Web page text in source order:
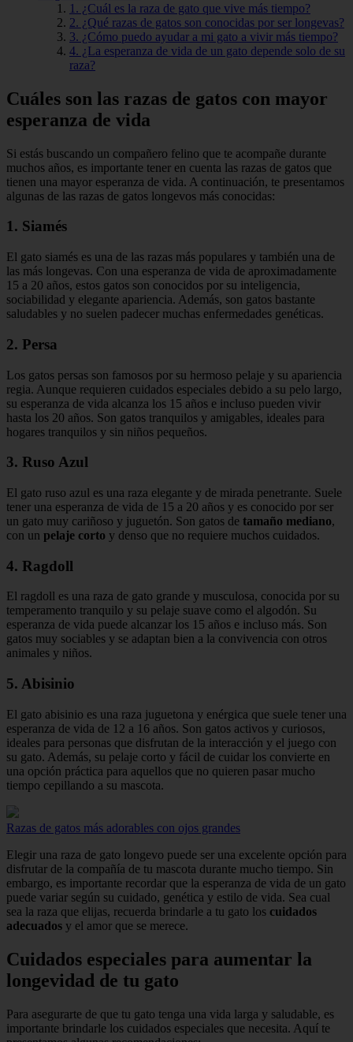
1. ¿Cuál es la raza de gato que vive más tiempo?
2. ¿Qué razas de gatos son conocidas por ser longevas?
3. ¿Cómo puedo ayudar a mi gato a vivir más tiempo?
4. ¿La esperanza de vida de un gato depende solo de su
raza?
Cuáles son las razas de gatos con mayor
esperanza de vida
Si estás buscando un compañero felino que te acompañe durante
muchos años, es importante tener en cuenta las razas de gatos que
tienen una mayor esperanza de vida. A continuación, te presentamos
algunas de las razas de gatos longevos más conocidas:
1. Siamés
El gato siamés es una de las razas más populares y también una de
las más longevas. Con una esperanza de vida de aproximadamente
15 a 20 años, estos gatos son conocidos por su inteligencia,
sociabilidad y elegante apariencia. Además, son gatos bastante
saludables y no suelen padecer muchas enfermedades genéticas.
2. Persa
Los gatos persas son famosos por su hermoso pelaje y su apariencia
regia. Aunque requieren cuidados especiales debido a su pelo largo,
su esperanza de vida alcanza los 15 años e incluso pueden vivir
hasta los 20 años. Son gatos tranquilos y amigables, ideales para
hogares tranquilos y sin niños pequeños.
3. Ruso Azul
El gato ruso azul es una raza elegante y de mirada penetrante. Suele
tener una esperanza de vida de 15 a 20 años y es conocido por ser
un gato muy cariñoso y juguetón. Son gatos de tamaño mediano,
con un pelaje corto y denso que no requiere muchos cuidados.
4. Ragdoll
El ragdoll es una raza de gato grande y musculosa, conocida por su
temperamento tranquilo y su pelaje suave como el algodón. Su
esperanza de vida puede alcanzar los 15 años e incluso más. Son
gatos muy sociables y se adaptan bien a la convivencia con otros
animales y niños.
5. Abisinio
El gato abisinio es una raza juguetona y enérgica que suele tener una
esperanza de vida de 12 a 16 años. Son gatos activos y curiosos,
ideales para personas que disfrutan de la interacción y el juego con
su gato. Además, su pelaje corto y fácil de cuidar los convierte en
una opción práctica para aquellos que no quieren pasar mucho
tiempo cepillando a su mascota.
Razas de gatos más adorables con ojos grandes
Elegir una raza de gato longevo puede ser una excelente opción para
disfrutar de la compañía de tu mascota durante mucho tiempo. Sin
embargo, es importante recordar que la esperanza de vida de un gato
puede variar según su cuidado, genética y estilo de vida. Sea cual
sea la raza que elijas, recuerda brindarle a tu gato los cuidados
adecuados y el amor que se merece.
Cuidados especiales para aumentar la
longevidad de tu gato
Para asegurarte de que tu gato tenga una vida larga y saludable, es
importante brindarle los cuidados especiales que necesita. Aquí te